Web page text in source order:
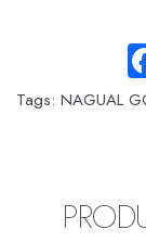
Tags: NAGUAL